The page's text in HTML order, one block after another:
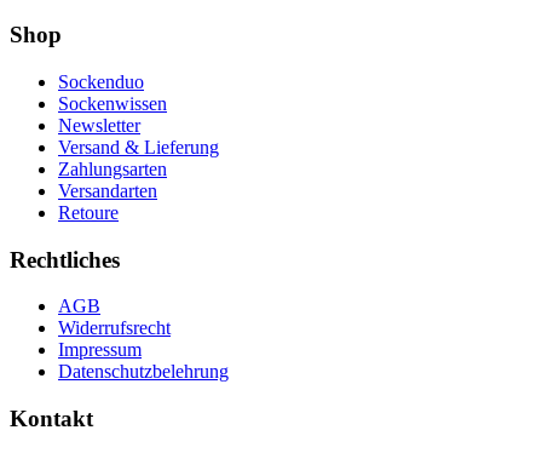
Shop
Sockenduo
Sockenwissen
Newsletter
Versand & Lieferung
Zahlungsarten
Versandarten
Retoure
Rechtliches
AGB
Widerrufsrecht
Impressum
Datenschutzbelehrung
Kontakt